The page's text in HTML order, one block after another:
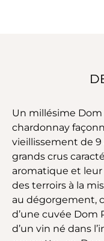
Un millésime Dom
chardonnay
vieillissement de
grands crus
aromatique et
des terroirs à la
au dégorgement,
d’une cuvée Dom
d’un vin né dans